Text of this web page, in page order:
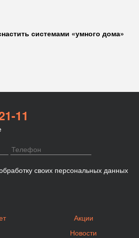
системами «умного дома»
11
своих персональных данных
Акции
Новости